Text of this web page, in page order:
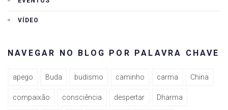
VÍDEO
NAVEGAR NO BLOG POR PALAVRA CHAVE
apego Buda budismo caminho carma China
compaixão consciência despertar Dharma